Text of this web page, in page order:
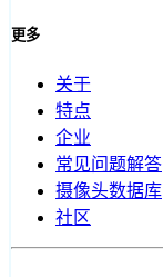
更多
关于
特点
企业
常见问题解答
摄像头数据库
社区